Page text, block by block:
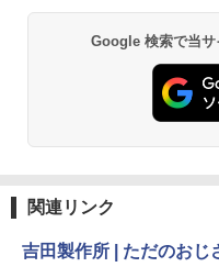
Google 検索で当サ
関連リンク
吉田製作所 | ただのおじ